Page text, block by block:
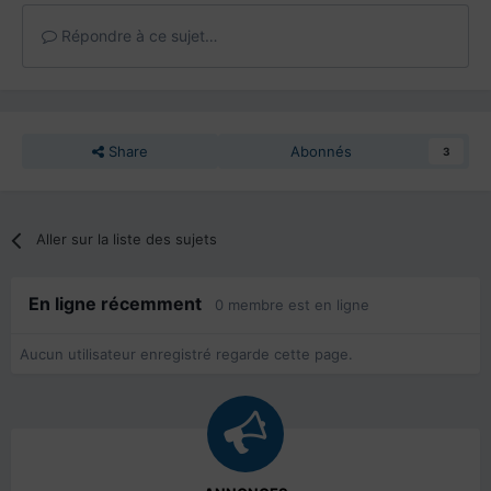
Répondre à ce sujet…
Share Abonnés 3
Aller sur la liste des sujets
En ligne récemment 0 membre est en ligne
Aucun utilisateur enregistré regarde cette page.